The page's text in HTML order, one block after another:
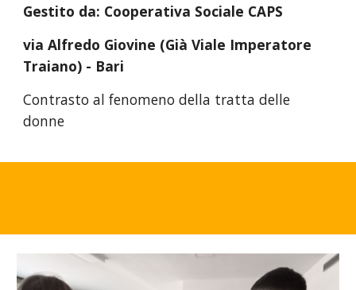
Gestito da: Cooperativa Sociale CAPS
viaAlfredo Giovine (Già Viale Imperatore
Traiano) - Bari
Contrasto al fenomeno della tratta delle
donne